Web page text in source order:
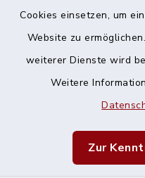
Cookies einsetzen, um
Website zu
weiterer Dienste wird
Weitere
Zur
Cookie-